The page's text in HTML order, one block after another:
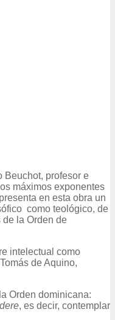
Beuchot, profesor e
máximos exponentes
en esta obra un
como teológico, de
de la Orden de
intelectual como
de Aquino,
Orden dominicana:
, es decir, contemplar